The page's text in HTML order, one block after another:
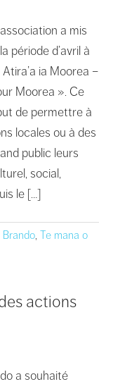
a mis
période d’avril à
ia Moorea –
Moorea ». Ce
de permettre à
locales ou à des
public leurs
social,
le […]
Brando, Te mana o
actions
a souhaité